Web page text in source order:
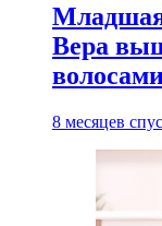
Вера
8 месяцев